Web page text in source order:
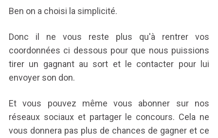
Ben on a choisi la simplicité.
Donc il ne vous reste plus qu'à rentrer vos
coordonnées ci dessous pour que nous puissions
tirer un gagnant au sort et le contacter pour lui
envoyer son don.
Et vous pouvez même vous abonner sur nos
réseaux sociaux et partager le concours. Cela ne
vous donnera pas plus de chances de gagner et ce